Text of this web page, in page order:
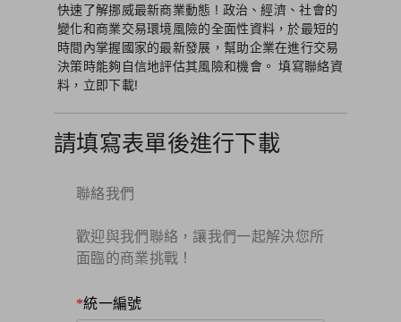
快速了解挪威最新商業動態 ! 政治、經濟、社會的
變化和商業交易環境風險的全面性資料，於最短的
時間內掌握國家的最新發展，幫助企業在進行交易
決策時能夠自信地評估其風險和機會。 填寫聯絡資
料，立即下載!
請填寫表單後進行下載
聯絡我們
歡迎與我們聯絡，讓我們一起解決您所
面臨的商業挑戰！​
統一編號